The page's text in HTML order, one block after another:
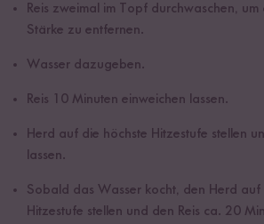
Reis zweimal im Topf durchwaschen, um
Stärke zu entfernen.
Wasser dazugeben.
Reis 10 Minuten einweichen lassen.
Herd auf die höchste Hitzestufe stellen
lassen.
Sobald das Wasser kocht, den Herd auf
Hitzestufe stellen und den Reis ca. 20